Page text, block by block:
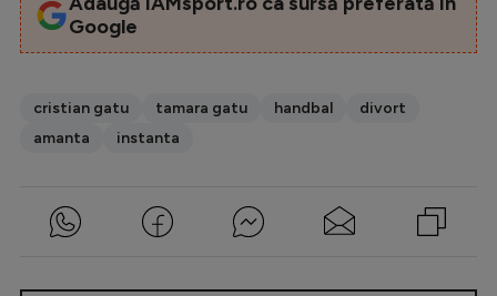
Google
cristian gatu tamara gatu handbal
divort
amanta
instanta